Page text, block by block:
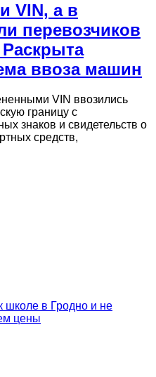
VIN, а в
перевозчиков
Раскрыта
ввоза машин
VIN ввозились
границу с
знаков и свидетельств о
средств,
школе в Гродно и не
цены